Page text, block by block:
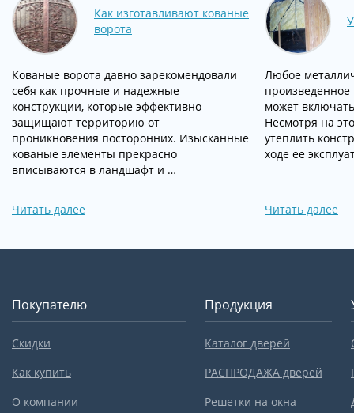
Как изготавливают кованые
ворота
Кованые ворота давно зарекомендовали
себя как прочные и надежные
конструкции, которые эффективно
защищают территорию от
проникновения посторонних. Изысканные
кованые элементы прекрасно
вписываются в ландшафт и …
Читать далее
Любое
произведенное
может
Несмотря на
утеплить
ходе ее
Читать далее
Покупателю
Скидки
Как купить
О компании
Продукция
Каталог дверей
РАСПРОДАЖА дверей
Решетки на окна